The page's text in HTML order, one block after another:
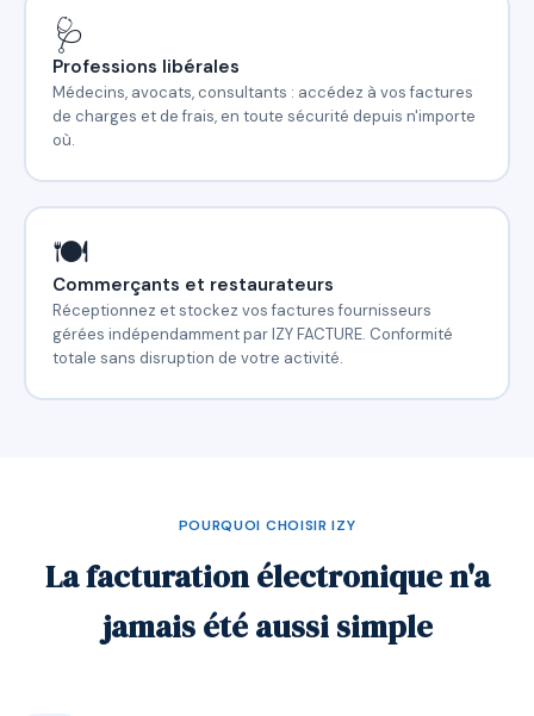
🩺
Professions libérales
Médecins, avocats, consultants : accédez à vos factures
de charges et de frais, en toute sécurité depuis n'importe
où.
🍽️
Commerçants et restaurateurs
Réceptionnez et stockez vos factures fournisseurs
gérées indépendamment par IZY FACTURE. Conformité
totale sans disruption de votre activité.
POURQUOI CHOISIR IZY
La facturation électronique n'a
jamais été aussi simple